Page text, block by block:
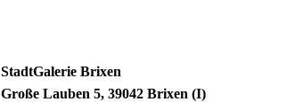
StadtGalerie Brixen
Große Lauben 5, 39042 Brixen (I)